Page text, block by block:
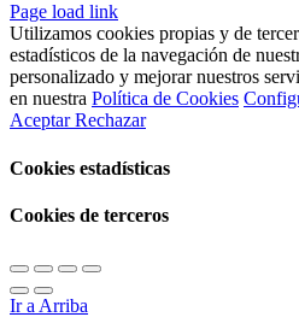
Page load link
Utilizamos cookies propias y de
estadísticos de la navegación de
personalizado y mejorar nuestros
en nuestra Política de Cookies
AceptarRechazar
Cookies estadísticas
Cookies de terceros
Ir a Arriba